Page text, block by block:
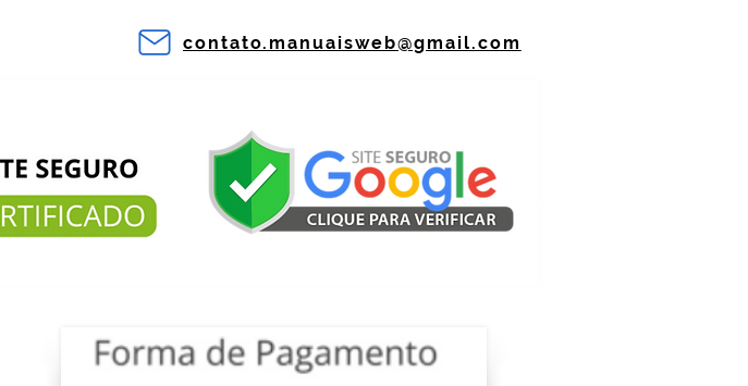
contato.manuaisweb@gmail.com